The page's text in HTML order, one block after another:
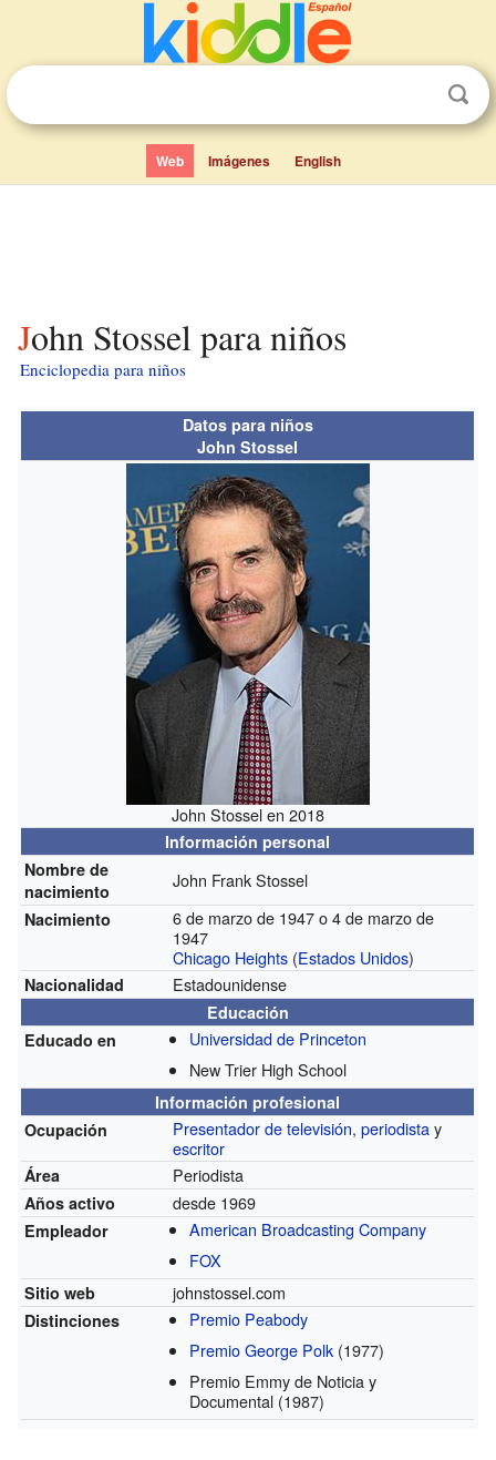
Web Imágenes English
John Stossel para niños
Enciclopedia para niños
Datos para niños
John Stossel
John Stossel en 2018
Información personal
Nombre de
nacimiento
John Frank Stossel
Nacimiento
6 de marzo de 1947 o 4 de marzo de
1947
Chicago Heights (Estados Unidos)
Nacionalidad Estadounidense
Educación
Educado en
Universidad de Princeton
New Trier High School
Información profesional
Ocupación
Presentador de televisión,periodistay
escritor
Área Periodista
Años activo desde 1969
Empleador
American Broadcasting Company
FOX
Sitio web johnstossel.com
Distinciones
Premio Peabody
Premio George Polk (1977)
Premio Emmy de Noticia y
Documental (1987)